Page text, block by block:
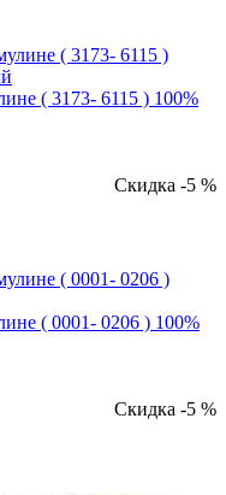
( 3173- 6115 ) 100%
Скидка -5 %
( 0001- 0206 ) 100%
Скидка -5 %